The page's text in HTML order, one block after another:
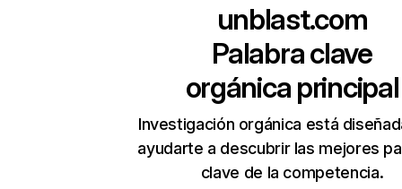
unblast.com
Palabra clave
orgánica principal
Investigación orgánica está
ayudarte a descubrir las mejores
clave de la competencia.